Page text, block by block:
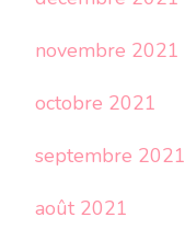
novembre 2021
octobre 2021
septembre 2021
août 2021